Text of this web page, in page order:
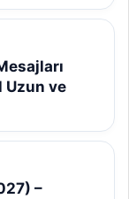
Uzun ve
–